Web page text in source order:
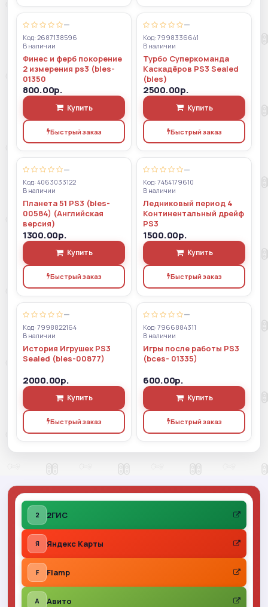
—
Код: 2687138596
В наличии
Финес и ферб покорение
2 измерения ps3 (bles-
01350
800.00р.
Купить
Быстрый заказ
—
Код: 7998336641
В наличии
Турбо Суперкоманда
Каскадёров PS3 Sealed
(bles)
2500.00р.
Купить
Быстрый заказ
—
Код: 4063033122
В наличии
Планета 51 PS3 (bles-
00584) (Английская
версия)
1300.00р.
Купить
Быстрый заказ
—
Код: 7454179610
В наличии
Ледниковый период 4
Континентальный дрейф
PS3
1500.00р.
Купить
Быстрый заказ
—
Код: 7998822164
В наличии
История Игрушек PS3
Sealed (bles-00877)
2000.00р.
Купить
Быстрый заказ
—
Код: 7966884311
В наличии
Игры после работы PS3
(bces- 01335)
600.00р.
Купить
Быстрый заказ
2 2ГИС
Я Яндекс Карты
F Flamp
A Авито